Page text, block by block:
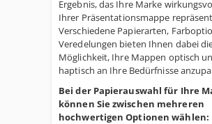
Ergebnis, das Ihre Marke
Ihrer Präsentationsmappe
Verschiedene Papierarten,
Veredelungen bieten Ihnen dabei
Möglichkeit, Ihre Mappen optisch
haptisch an Ihre Bedürfnisse
Bei der Papierauswahl für Ihre
können Sie zwischen mehreren
hochwertigen Optionen wählen: